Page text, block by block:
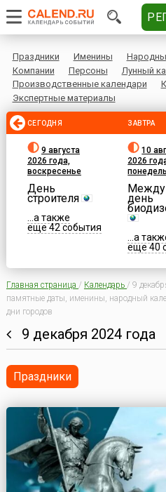
Праздники Именины
Компании
Персоны
Лунный
Производственные календари
Экспертные материалы
СЕГОДНЯ
9 августа
2026 года,
воскресенье
День
строителя
...а также
еще 42 события
ЗАВТРА
10
2026
день
...а
еще 40
Главная страница / Календарь / 9
памятные даты, именины, народный
дни городов
9 декабря 2024 года
Праздники